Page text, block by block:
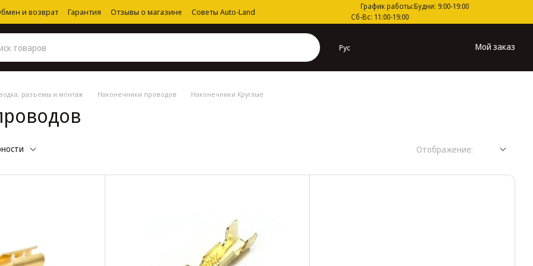
и возврат Гарантия Отзывы о магазине
Советы Auto-Land
График работы:Будни: 9:00-19:00
Сб-Вс: 11:00-19:00
Рус Мой заказ
разъемы и монтаж Наконечники проводов Наконечники Круглые
Отображение: